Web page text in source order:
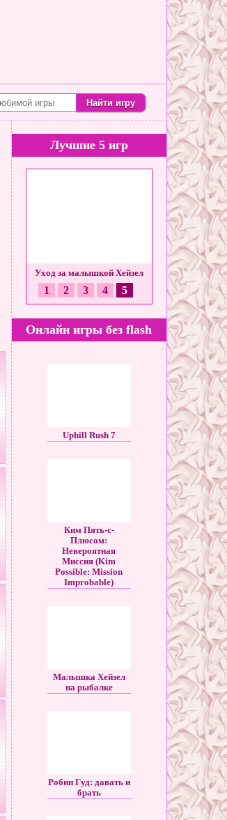
Лучшие 5 игр
Уход за малышкой Хейзел
1 2 3 4 5
Онлайн игры без flash
Uphill Rush 7
Ким Пять-с-
Плюсом:
Невероятная
Миссия (Kim
Possible: Mission
Improbable)
Малышка Хейзел
на рыбалке
Робин Гуд: давать и
брать